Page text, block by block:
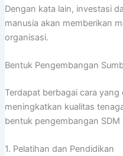
Dengan kata lain, investasi
manusia akan memberikan
organisasi.
Bentuk Pengembangan
Terdapat berbagai cara
meningkatkan kualitas
bentuk pengembangan
1. Pelatihan dan Pendidikan